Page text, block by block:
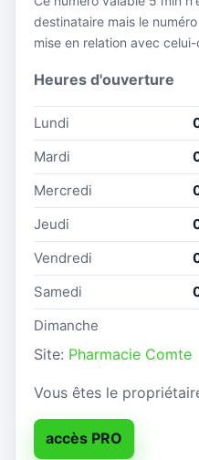
destinataire mais le
mise en relation avec celui-
Heures d'ouverture
Lundi
Mardi
Mercredi
Jeudi
Vendredi
Samedi
Dimanche
Site: Pharmacie Comte
Vous êtes le
accès PRO